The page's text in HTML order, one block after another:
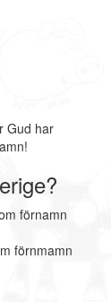
Gud har
förnamn
förnmamn